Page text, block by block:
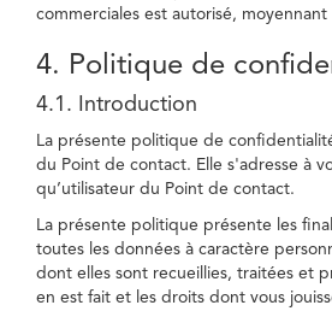
commerciales est autorisé,
4. Politique de
4.1. Introduction
La présente politique de
du Point de contact. Elle s'adresse à
qu’utilisateur du Point de contact.
La présente politique présente les
toutes les données à caractère
dont elles sont recueillies, traitées et
en est fait et les droits dont vous